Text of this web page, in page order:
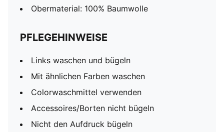
Obermaterial: 100% Baumwolle
PFLEGEHINWEISE
Links waschen und bügeln
Mit ähnlichen Farben waschen
Colorwaschmittel verwenden
Accessoires/Borten nicht bügeln
Nicht den Aufdruck bügeln